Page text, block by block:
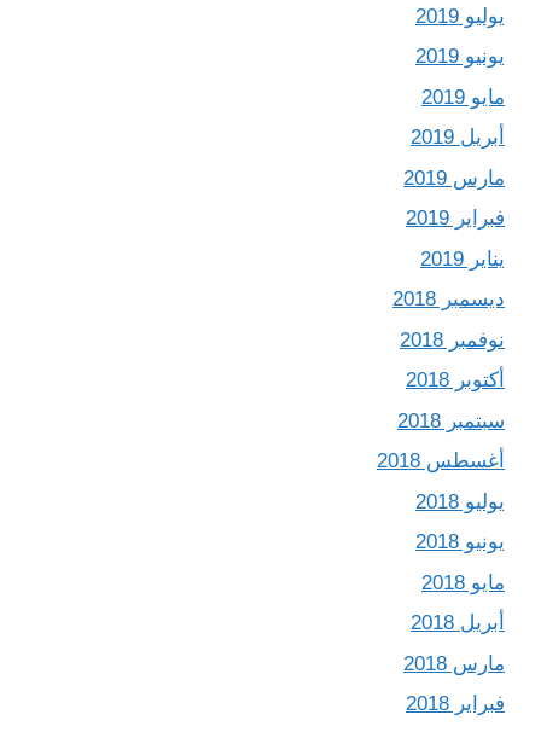
يوليو 2019
يونيو 2019
مايو 2019
أبريل 2019
مارس 2019
فبراير 2019
يناير 2019
ديسمبر 2018
نوفمبر 2018
أكتوبر 2018
سبتمبر 2018
أغسطس 2018
يوليو 2018
يونيو 2018
مايو 2018
أبريل 2018
مارس 2018
فبراير 2018